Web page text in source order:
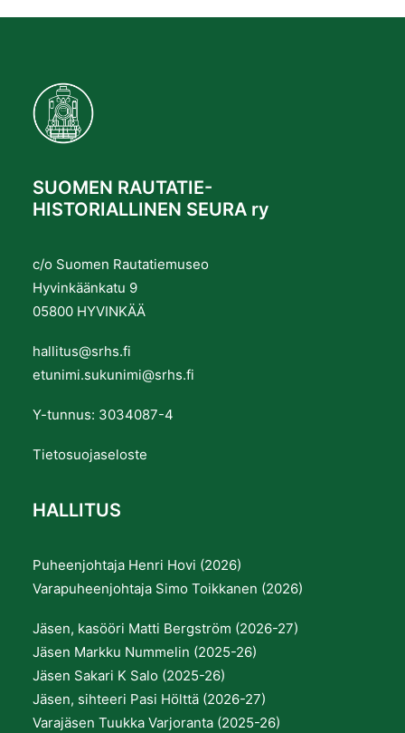
SUOMEN RAUTATIE-
HISTORIALLINEN SEURA ry
c/o Suomen Rautatiemuseo
Hyvinkäänkatu 9
05800 HYVINKÄÄ
hallitus@srhs.fi
etunimi.sukunimi@srhs.fi
Y-tunnus: 3034087-4
Tietosuojaseloste
HALLITUS
Puheenjohtaja Henri Hovi (2026)
Varapuheenjohtaja Simo Toikkanen (2026)
Jäsen, kasööri Matti Bergström (2026-27)
Jäsen Markku Nummelin (2025-26)
Jäsen Sakari K Salo (2025-26)
Jäsen, sihteeri Pasi Hölttä (2026-27)
Varajäsen Tuukka Varjoranta (2025-26)